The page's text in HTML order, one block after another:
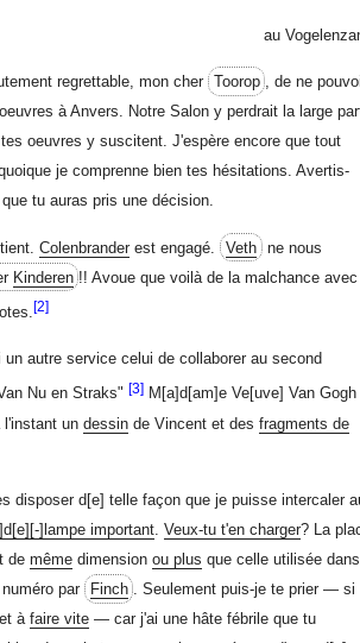
au
regrettable, mon cher Toorop , de ne
à Anvers. Notre Salon y perdrait la large
oeuvres y suscitent. J'espère encore que tout
je comprenne bien tes hésitations. Avertis-
tu auras pris une décision.
Colenbrander est engagé. Veth ne nous
Kinderen !! Avoue que voilà de la malchance avec
[2]
un autre service celui de collaborer au second
Nu en Straks" [3] M[a]d[am]e Ve[uve] Van Gogh
l'instant un dessinde Vincent et des fragments de
disposer d[e] telle façon que je puisse intercaler
d[e] [-] lampe important. Veux-tu t'en charger? La
de mêmedimension ou plus que celle utilisée dans
par
Finch . Seulement puis-je te prier — si
à faire vite— car j'ai une hâte fébrile que tu